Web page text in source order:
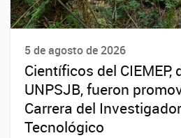
5 de agosto de 2026
Científicos del CIEMEP,
UNPSJB, fueron
Carrera del
Tecnológico